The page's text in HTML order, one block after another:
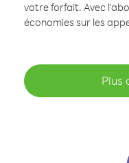
votre forfait. Avec
économies sur les
Plus